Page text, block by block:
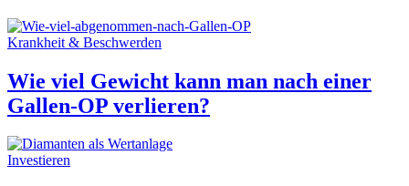
Krankheit & Beschwerden
Wie viel Gewicht kann man nach einer
Gallen-OP verlieren?
Investieren